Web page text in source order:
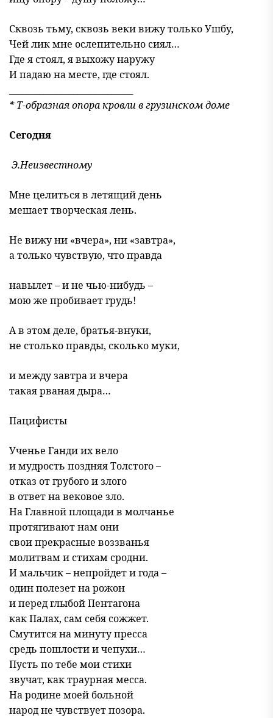
Сквозь тьму, сквозь веки вижу только Ушбу,
Чей лик мне ослепительно сиял…
Где я стоял, я выхожу наружу
И падаю на месте, где стоял.
* Т-образная опора кровли в грузинском доме
Сегодня
Э.Неизвестному
Мне целиться в летящий день
мешает творческая лень.
Не вижу ни «вчера», ни «завтра»,
а только чувствую, что правда
навылет – и не чью-нибудь –
мою же пробивает грудь!
А в этом деле, братья-внуки,
не столько правды, сколько муки,
и между завтра и вчера
такая рваная дыра…
Пацифисты
Ученье Ганди их вело
и мудрость поздняя Толстого –
отказ от грубого и злого
в ответ на вековое зло.
На Главной площади в молчанье
протягивают нам они
свои прекрасные воззванья
молитвам и стихам сродни.
И мальчик – непройдет и года –
один полезет на рожон
и перед глыбой Пентагона
как Палах, сам себя сожжет.
Смутится на минуту пресса
средь пошлости и чепухи…
Пусть по тебе мои стихи
звучат, как траурная месса.
На родине моей больной
народ не чувствует позора.